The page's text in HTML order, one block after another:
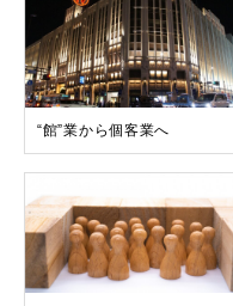
“館”業から個客業へ